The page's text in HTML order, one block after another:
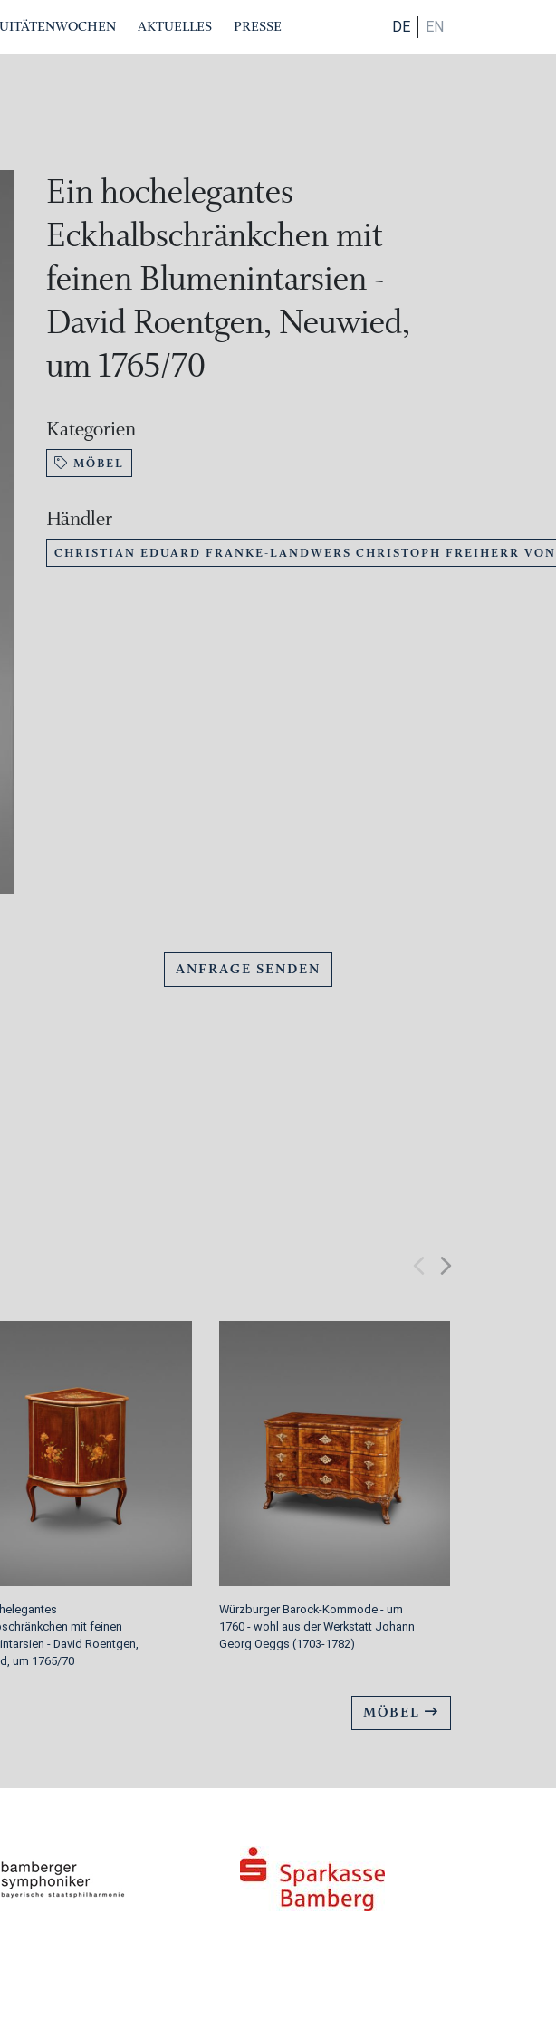
AKTUELLES PRESSE DE EN
Ein hochelegantes
Eckhalbschränkchen mit
feinen Blumenintarsien -
David Roentgen, Neuwied,
um 1765/70
Kategorien
MÖBEL
Händler
CHRISTIAN EDUARD FRANKE-LANDWERS CHRISTOPH FREIHERR
ANFRAGE SENDEN
mit feinen
- David Roentgen,
um 1765/70
Würzburger Barock-Kommode - um
1760 - wohl aus der Werkstatt Johann
Georg Oeggs (1703-1782)
MÖBEL